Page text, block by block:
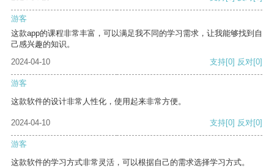
游客
这款app的课程非常丰富，可以满足我不同的学习需求，让我能够找到自
己感兴趣的知识。
2024-04-10
支持[0] 反对[0]
游客
这款软件的设计非常人性化，使用起来非常方便。
2024-04-10 支持[0] 反对[0]
游客
这款软件的学习方式非常灵活，可以根据自己的需求选择学习方式。